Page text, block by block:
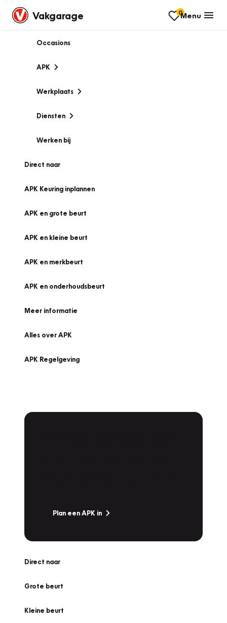
Vakgarage 0Menu
Occasions
APK
Werkplaats
Diensten
Werken bij
Direct naar
APK Keuring inplannen
APK en grote beurt
APK en kleine beurt
APK en merkbeurt
APK en onderhoudsbeurt
Meer informatie
Alles over APK
APK Regelgeving
Plan een APK in
Direct naar
Grote beurt
Kleine beurt